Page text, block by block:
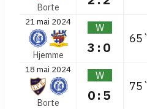
Borte
21 mai 2024
Hjemme
W
3:0
65`
18 mai 2024
Borte
W
0:5
75`